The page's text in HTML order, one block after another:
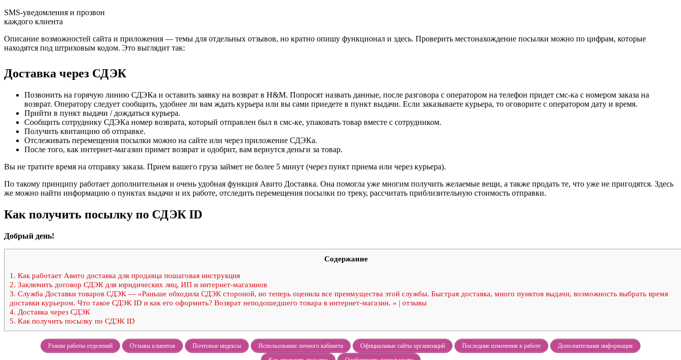
SMS-уведомления и прозвон
каждого клиента
Описание возможностей сайта и приложения — темы для отдельных отзывов, но кратно опишу функционал и здесь. Проверить местонахождение посылки можно по цифрам, которые
находятся под штриховым кодом. Это выглядит так:
Доставка через СДЭК
Позвонить на горячую линию СДЭКа и оставить заявку на возврат в H&M. Попросят назвать данные, после разговора с оператором на телефон придет смс-ка с номером заказа на
возврат. Оператору следует сообщить, удобнее ли вам ждать курьера или вы сами приедете в пункт выдачи. Если заказываете курьера, то оговорите с оператором дату и время.
Прийти в пункт выдачи / дождаться курьера.
Сообщить сотруднику СДЭКа номер возврата, который отправлен был в смс-ке, упаковать товар вместе с сотрудником.
Получить квитанцию об отправке.
Отслеживать перемещения посылки можно на сайте или через приложение СДЭКа.
После того, как интернет-магазин примет возврат и одобрит, вам вернутся деньги за товар.
Вы не тратите время на отправку заказа. Прием вашего груза займет не более 5 минут (через пункт приема или через курьера).
По такому принципу работает дополнительная и очень удобная функция Авито Доставка. Она помогла уже многим получить желаемые вещи, а также продать те, что уже не пригодятся. Здесь
же можно найти информацию о пунктах выдачи и их работе, отследить перемещения посылки по треку, рассчитать приблизительную стоимость отправки.
Как получить посылку по СДЭК ID
Добрый день!
Содержание
1. Как работает Авито доставка для продавца пошаговая инструкция
2. Заключить договор СДЭК для юридических лиц, ИП и интернет-магазинов
3. Служба Доставки товаров СДЭК — «Раньше обходила СДЭК стороной, но теперь оценила все преимущества этой службы. Быстрая доставка, много пунктов выдачи, возможность выбрать время
доставки курьером. Что такое СДЭК ID и как его оформить? Возврат неподошедшего товара в интернет-магазин. » | отзывы
4. Доставка через СДЭК
5. Как получить посылку по СДЭК ID
Режим работы отделений Отзывы клиентов Почтовые индексы Использование личного кабинета Официальные сайты организаций Последние изменения в работе
Дополнительная информация